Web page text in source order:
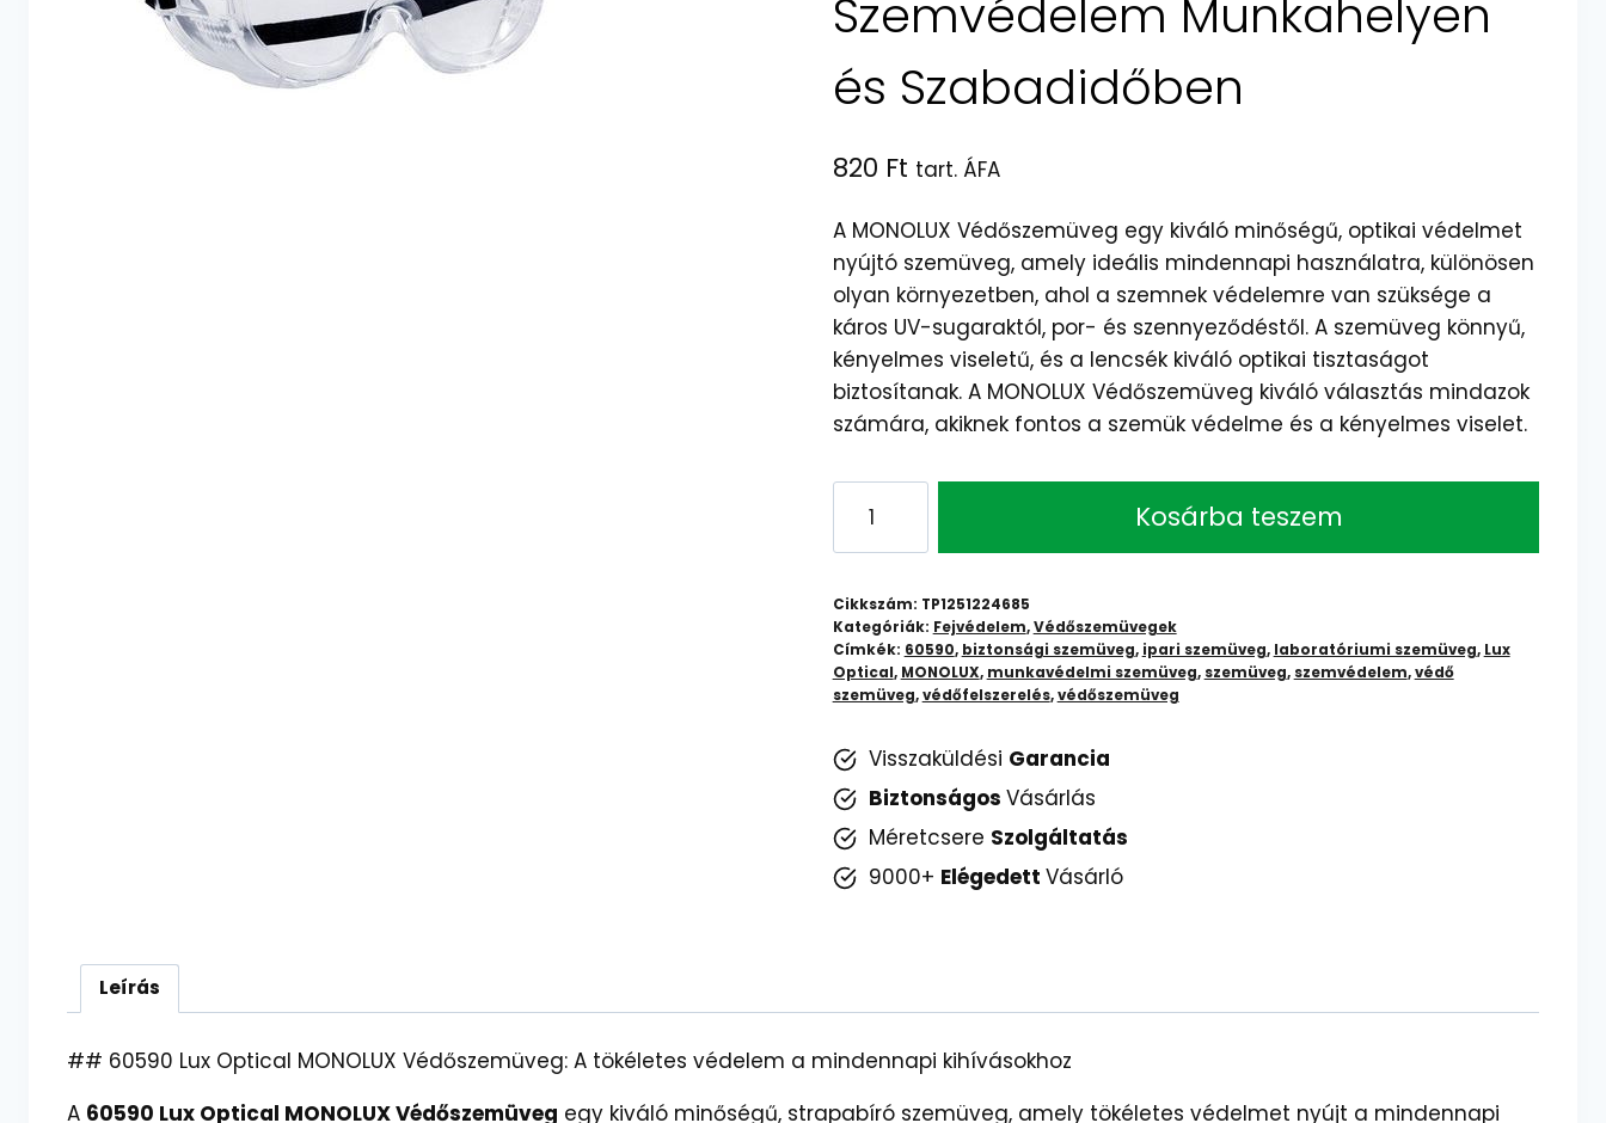
Szemvédelem Munkahelyen
és Szabadidőben
820 Ft tart. ÁFA
A MONOLUX Védőszemüveg egy kiváló minőségű, optikai védelmet
nyújtó szemüveg, amely ideális mindennapi használatra, különösen
olyan környezetben, ahol a szemnek védelemre van szüksége a
káros UV-sugaraktól, por- és szennyeződéstől. A szemüveg könnyű,
kényelmes viseletű, és a lencsék kiváló optikai tisztaságot
biztosítanak. A MONOLUX Védőszemüveg kiváló választás mindazok
számára, akiknek fontos a szemük védelme és a kényelmes viselet.
Védőszemüveg
-
60590
Lux
Optical
-
Munkahelyen
és
Szabadidőben
mennyiség
Kosárba teszem
Cikkszám: TP1251224685
Kategóriák: Fejvédelem,Védőszemüvegek
Címkék: 60590, biztonsági szemüveg, ipari szemüveg, laboratóriumi szemüveg, Lux
Optical, MONOLUX, munkavédelmi szemüveg, szemüveg, szemvédelem,védő
szemüveg,védőfelszerelés,védőszemüveg
Visszaküldési Garancia
Biztonságos Vásárlás
Méretcsere Szolgáltatás
9000+ Elégedett Vásárló
Leírás
## 60590 Lux Optical MONOLUX Védőszemüveg: A tökéletes védelem a mindennapi kihívásokhoz
A 60590 Lux Optical MONOLUX Védőszemüveg egy kiváló minőségű, strapabíró szemüveg, amely tökéletes védelmet nyújt a mindennapi